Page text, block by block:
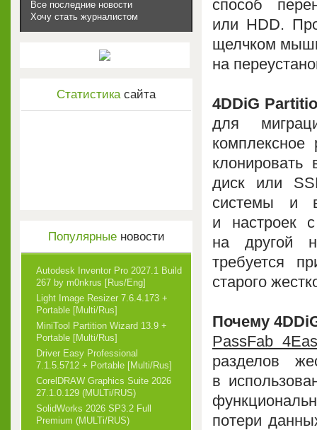
способ
или HDD.
щелчком
на
4DDiG
для
диск или
системы и
и настроек
на другой
требуется
старого
Почему
PassFab
разделов
в
потери
Все последние новости
Хочу стать журналистом
Статистикасайта
Популярныеновости
Autodesk Inventor Pro 2027.1 Build
267 by m0nkrus [Rus/Eng]
Light Image Resizer 7.6.4.173 +
Portable [Multi/Rus]
MiniTool Partition Wizard 13.9 +
Portable [Multi/Rus]
Driver Easy Professional
7.1.5.5712 + Portable [Multi/Rus]
CorelDRAW Graphics Suite 2026
27.1.0.129 (MULTi/RUS)
SolidWorks 2026 SP3.2 Full
Premium (MULTi/RUS)